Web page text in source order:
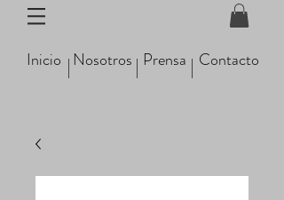
Inicio Nosotros Prensa Contacto